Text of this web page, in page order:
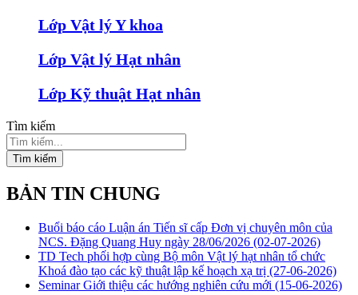
Lớp Vật lý Y khoa
Lớp Vật lý Hạt nhân
Lớp Kỹ thuật Hạt nhân
Tìm kiếm
Tìm kiếm
BẢN TIN CHUNG
Buổi báo cáo Luận án Tiến sĩ cấp Đơn vị chuyên môn của
NCS. Đặng Quang Huy ngày 28/06/2026 (02-07-2026)
TD Tech phối hợp cùng Bộ môn Vật lý hạt nhân tổ chức
Khoá đào tạo các kỹ thuật lập kế hoạch xạ trị (27-06-2026)
Seminar Giới thiệu các hướng nghiên cứu mới (15-06-2026)